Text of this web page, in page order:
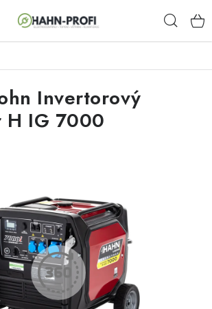
NÁRADIE
VENTILÁTORY
Invertorový
H IG 7000